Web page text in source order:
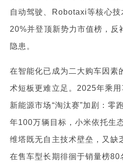
自动驾驶、Robotaxi等核心
20%并登顶新势力市值榜，反
隐患。
在智能化已成为二大购车因素
术短板更难立足。2025年乘用
新能源市场“淘汰赛”加剧：零
年100万辆目标，小米依托生
维塔既无自主技术壁垒，又缺
在售车型长期徘徊于销量榜80